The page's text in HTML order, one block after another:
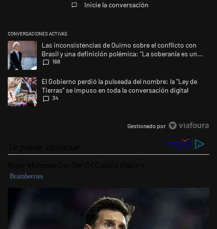
Inicie la conversación
CONVERSACIONES ACTIVAS
Este listado muestra los artículos con más comentarios en los últimos
Un artículo de tendencia con el título "Las inconsistencias de Quirno
Las inconsistencias de Quirno sobre el conflicto con
Brasil y una definición polémica: "La soberanía es un
concepto antiguo"
168
Un artículo de tendencia con el título "El Gobierno perdió la pulseada
El Gobierno perdió la pulseada del nombre: la "Ley de
Tierras" se impuso en toda la conversación digital
34
Gestionado por